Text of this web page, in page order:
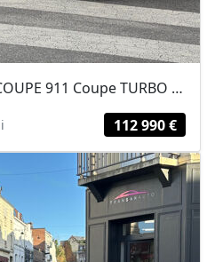
PORSCHE 911 TURBO COUPE 911 Coupe TURBO / ENTRETIEN PORSCHE / PACK SPORT...
112 990 €